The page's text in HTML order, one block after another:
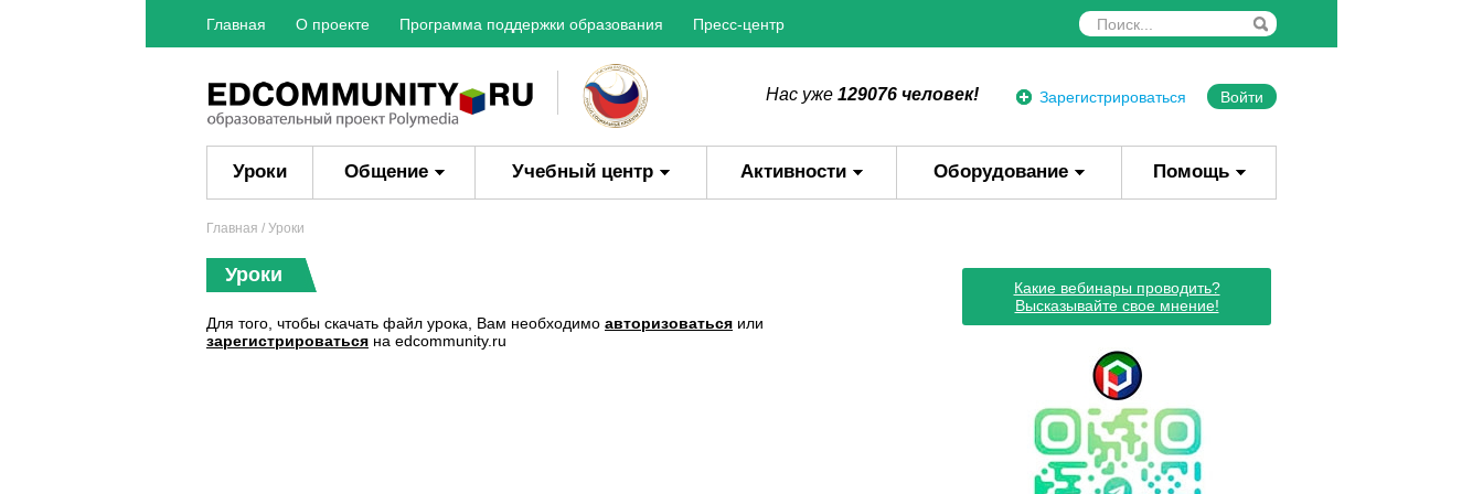
Главная О проекте Программа поддержки образования Пресс-центр
Зарегистрироваться Войти
Нас уже 129076 человек!
Уроки Общение Учебный центр Активности Оборудование Помощь
Главная / Уроки
Уроки
Для того, чтобы скачать файл урока, Вам необходимо авторизоваться или
зарегистрироваться на edcommunity.ru
Какие вебинары проводить?
Высказывайте свое мнение!